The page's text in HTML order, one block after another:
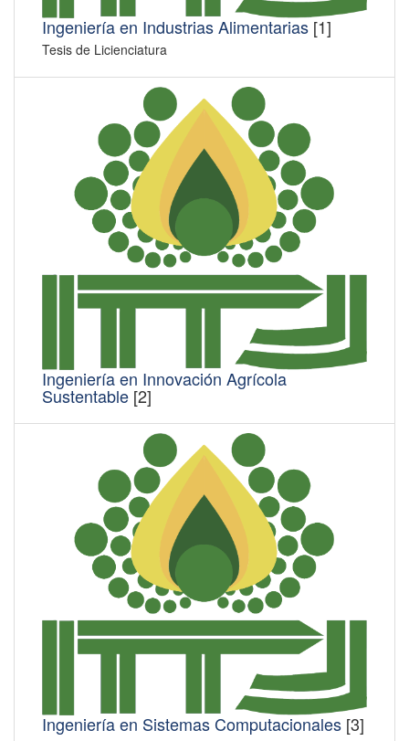
Ingeniería en Industrias Alimentarias [1]
Tesis de Licienciatura
Ingeniería en Innovación Agrícola
Sustentable [2]
Ingeniería en Sistemas Computacionales [3]